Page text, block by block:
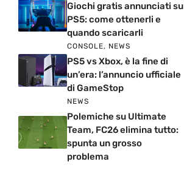
Giochi gratis annunciati su
PS5: come ottenerli e
quando scaricarli
CONSOLE, NEWS
PS5 vs Xbox, è la fine di
un’era: l’annuncio ufficiale
di GameStop
NEWS
Polemiche su Ultimate
Team, FC26 elimina tutto:
spunta un grosso
problema